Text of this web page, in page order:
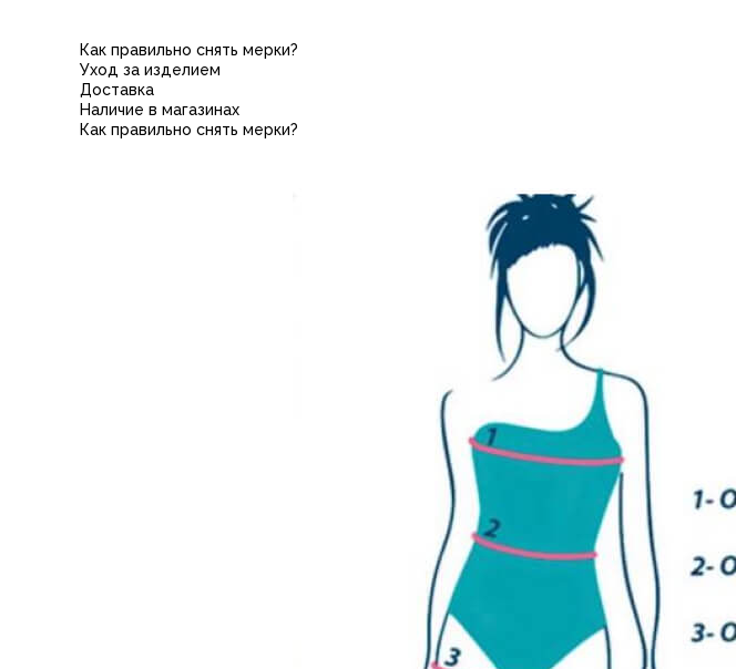
Как правильно снять мерки?
Уход за изделием
Доставка
Наличие в магазинах
Как правильно снять мерки?